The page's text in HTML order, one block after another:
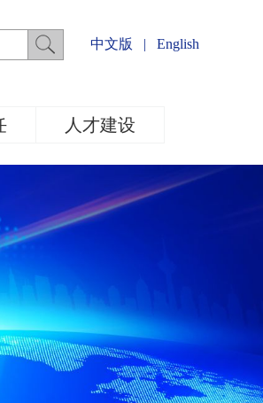
中文版 | English
人才建设